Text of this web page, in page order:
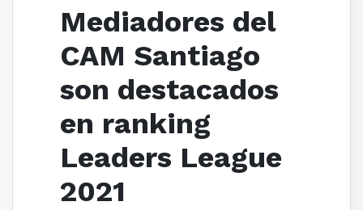
Mediadores del
CAM Santiago
son destacados
en ranking
Leaders League
2021